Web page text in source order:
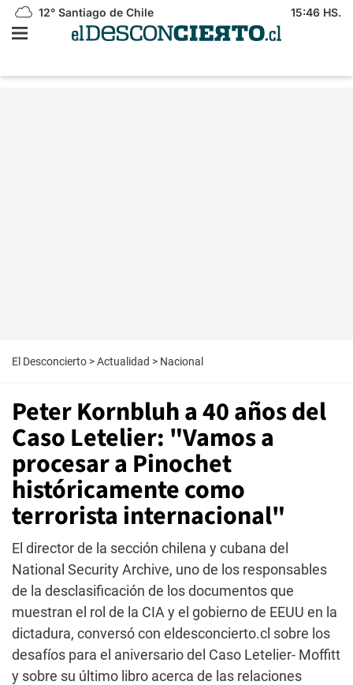
12° Santiago de Chile 15:46 HS.
El Desconcierto >Actualidad > Nacional
Peter Kornbluh a 40 años del
Caso Letelier: "Vamos a
procesar a Pinochet
históricamente como
terrorista internacional"
El director de la sección chilena y cubana del
National Security Archive, uno de los responsables
de la desclasificación de los documentos que
muestran el rol de la CIA y el gobierno de EEUU en la
dictadura, conversó con eldesconcierto.cl sobre los
desafíos para el aniversario del Caso Letelier- Moffitt
y sobre su último libro acerca de las relaciones